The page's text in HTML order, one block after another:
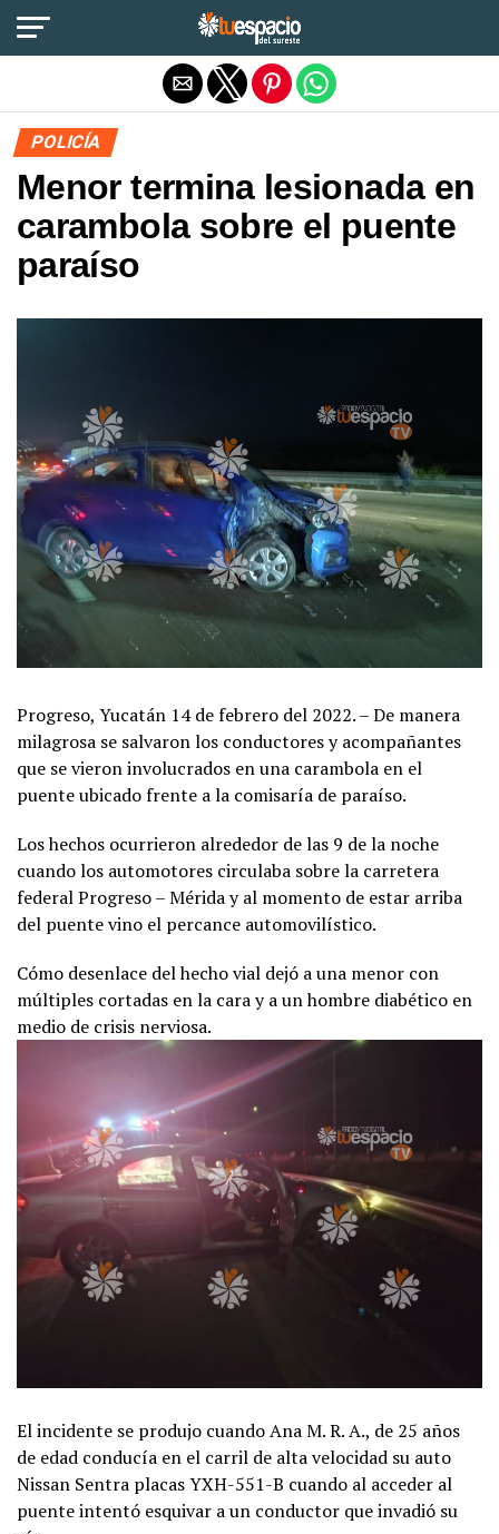
POLICÍA
Menor termina lesionada en
carambola sobre el puente
paraíso
Progreso, Yucatán 14 de febrero del 2022. – De manera
milagrosa se salvaron los conductores y acompañantes
que se vieron involucrados en una carambola en el
puente ubicado frente a la comisaría de paraíso.
Los hechos ocurrieron alrededor de las 9 de la noche
cuando los automotores circulaba sobre la carretera
federal Progreso – Mérida y al momento de estar arriba
del puente vino el percance automovilístico.
Cómo desenlace del hecho vial dejó a una menor con
múltiples cortadas en la cara y a un hombre diabético en
medio de crisis nerviosa.
El incidente se produjo cuando Ana M. R. A., de 25 años
de edad conducía en el carril de alta velocidad su auto
Nissan Sentra placas YXH-551-B cuando al acceder al
puente intentó esquivar a un conductor que invadió su
Salir de la versión móvil